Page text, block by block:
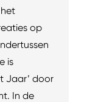
op
is
Jaar’ door
In de